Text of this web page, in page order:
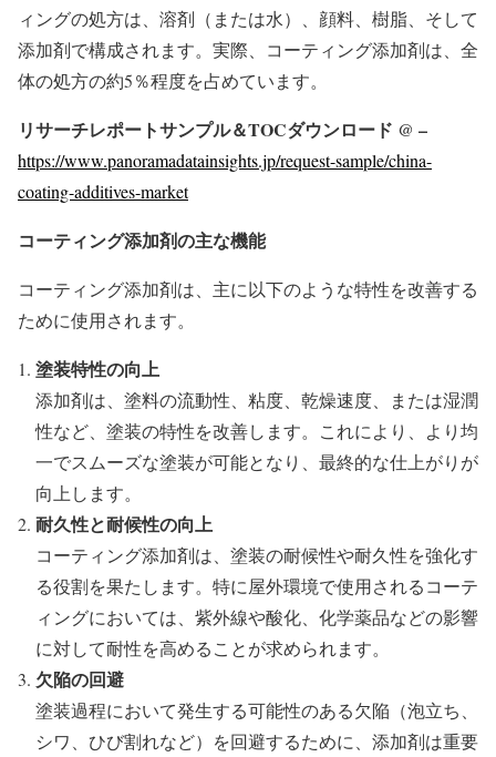
ィングの処方は、溶剤（または水）、顔料、樹脂、そして
添加剤で構成されます。実際、コーティング添加剤は、全
体の処方の約5％程度を占めています。
リサーチレポートサンプル＆TOCダウンロード @ –
https://www.panoramadatainsights.jp/request-sample/china-
coating-additives-market
コーティング添加剤の主な機能
コーティング添加剤は、主に以下のような特性を改善する
ために使用されます。
塗装特性の向上
添加剤は、塗料の流動性、粘度、乾燥速度、または湿潤
性など、塗装の特性を改善します。これにより、より均
一でスムーズな塗装が可能となり、最終的な仕上がりが
向上します。
耐久性と耐候性の向上
コーティング添加剤は、塗装の耐候性や耐久性を強化す
る役割を果たします。特に屋外環境で使用されるコーテ
ィングにおいては、紫外線や酸化、化学薬品などの影響
に対して耐性を高めることが求められます。
欠陥の回避
塗装過程において発生する可能性のある欠陥（泡立ち、
シワ、ひび割れなど）を回避するために、添加剤は重要